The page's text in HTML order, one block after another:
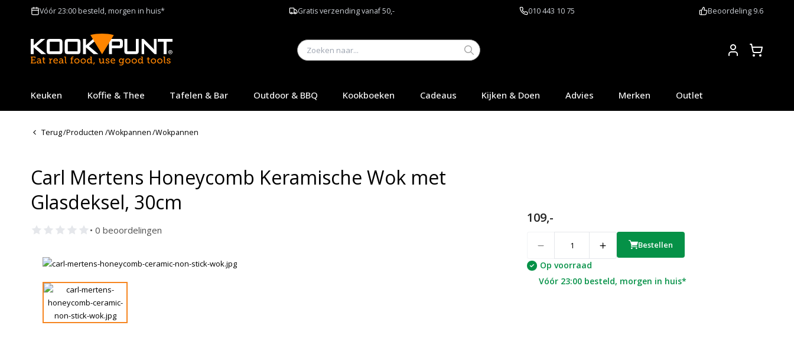
Vóór 23:00 besteld, morgen in huis* Gratis verzending vanaf 50,- 010 443 10 75 Beoordeling 9.6
Keuken Koffie & Thee Tafelen & Bar Outdoor & BBQ Kookboeken Cadeaus Kijken & Doen Advies Merken Outlet
Terug/Producten /Wokpannen/Wokpannen
Carl Mertens Honeycomb Keramische Wok met
Glasdeksel, 30cm
• 0 beoordelingen
109,-
Bestellen
Op voorraad
Vóór 23:00 besteld, morgen in huis*